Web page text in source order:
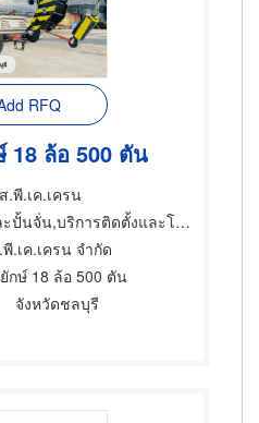
RFQ
18 ล้อ 500 ตัน
.พี.เค.เครน
ารติดตั้งและโยกย้ายเครื่องจักรกล,ให้เช่าเครื่องจักรกล
.เค.เครน จำกัด
กษ์ 18 ล้อ 500 ตัน
จังหวัดชลบุรี